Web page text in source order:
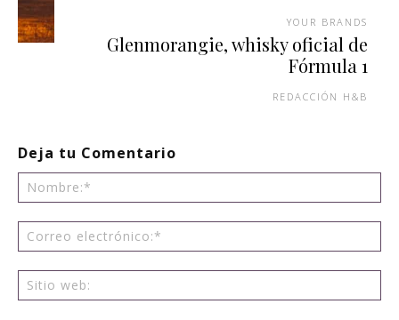
YOUR BRANDS
Glenmorangie, whisky oficial de
Fórmula 1
REDACCIÓN H&B
Deja tu Comentario